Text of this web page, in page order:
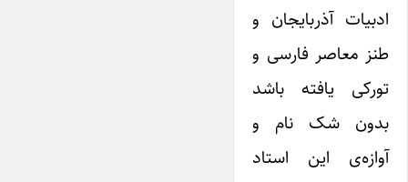
ادبیات آذربایجان و
طنز معاصر فارسی و
تورکی یافته باشد
بدون شک نام و
آوازه‌ی این استاد